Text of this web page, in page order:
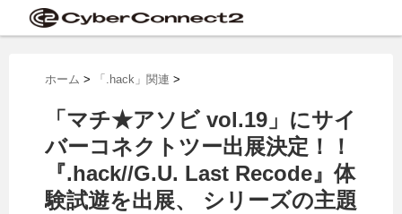
ホーム > 「.hack」関連 >
「マチ★アソビ vol.19」にサイ
バーコネクトツー出展決定！！
『.hack//G.U. Last Recode』体
験試遊を出展、 シリーズの主題